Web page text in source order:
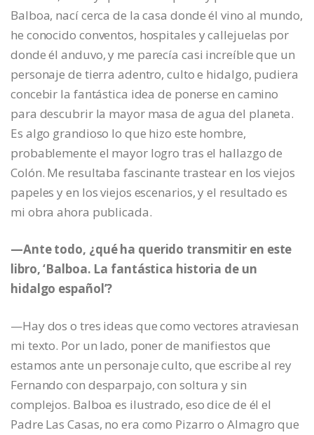
Balboa, nací cerca de la casa donde él vino al mundo,
he conocido conventos, hospitales y callejuelas por
donde él anduvo, y me parecía casi increíble que un
personaje de tierra adentro, culto e hidalgo, pudiera
concebir la fantástica idea de ponerse en camino
para descubrir la mayor masa de agua del planeta.
Es algo grandioso lo que hizo este hombre,
probablemente el mayor logro tras el hallazgo de
Colón. Me resultaba fascinante trastear en los viejos
papeles y en los viejos escenarios, y el resultado es
mi obra ahora publicada.
—Ante todo, ¿qué ha querido transmitir en este
libro, ‘Balboa. La fantástica historia de un
hidalgo español’?
—Hay dos o tres ideas que como vectores atraviesan
mi texto. Por un lado, poner de manifiestos que
estamos ante un personaje culto, que escribe al rey
Fernando con desparpajo, con soltura y sin
complejos. Balboa es ilustrado, eso dice de él el
Padre Las Casas, no era como Pizarro o Almagro que